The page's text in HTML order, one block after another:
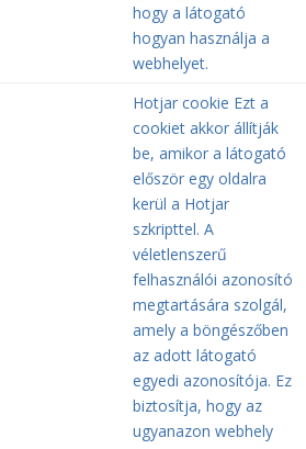
hogy a látogató
hogyan használja a
webhelyet.
Hotjar cookie Ezt a
cookiet akkor állítják
be, amikor a látogató
először egy oldalra
kerül a Hotjar
szkripttel. A
véletlenszerű
felhasználói azonosító
megtartására szolgál,
amely a böngészőben
az adott látogató
egyedi azonosítója. Ez
biztosítja, hogy az
ugyanazon webhely